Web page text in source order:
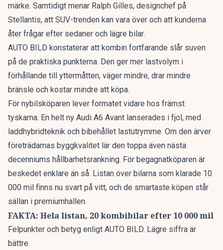
märke. Samtidigt menar Ralph Gilles, designchef på
Stellantis, att SUV-trenden kan vara över och att kunderna
åter frågar efter sedaner och lägre bilar.
AUTO BILD konstaterar att kombin fortfarande slår suven
på de praktiska punkterna. Den ger mer lastvolym i
förhållande till yttermåtten, väger mindre, drar mindre
bränsle och kostar mindre att köpa.
För nybilsköparen lever formatet vidare hos främst
tyskarna. En helt ny Audi A6 Avant lanserades i fjol, med
laddhybridteknik och bibehållet lastutrymme. Om den ärver
företrädarnas byggkvalitet lär den toppa även nästa
decenniums hållbarhetsrankning. För begagnatköparen är
beskedet enklare än så. Listan över bilarna som klarade 10
000 mil finns nu svart på vitt, och de smartaste köpen står
sällan i premiumhallen.
FAKTA: Hela listan, 20 kombibilar efter 10 000 mil
Felpunkter och betyg enligt AUTO BILD. Lägre siffra är
bättre.